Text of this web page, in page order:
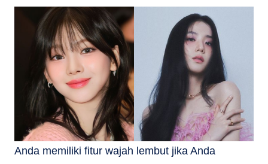
Anda memiliki fitur wajah lembut jika Anda